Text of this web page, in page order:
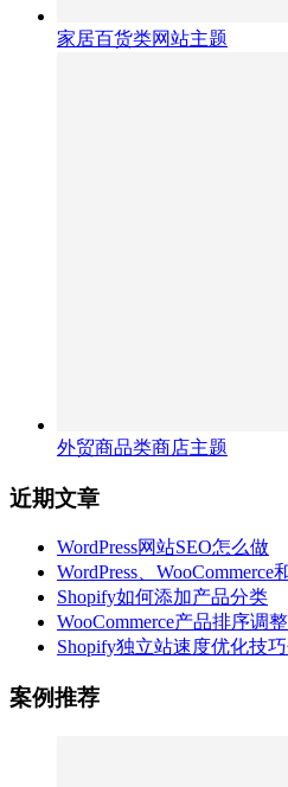
家居百货类网站主题
外贸商品类商店主题
近期文章
WordPress网站SEO怎么做
WordPress、WooCommerce
Shopify如何添加产品分类
WooCommerce产品排序调
Shopify独立站速度优化技
案例推荐